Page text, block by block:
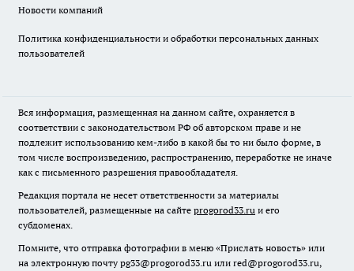
Новости компаний
Политика конфиденциальности и обработки персональных данных
пользователей
Вся информация, размещенная на данном сайте, охраняется в
соответствии с законодательством РФ об авторском праве и не
подлежит использованию кем-либо в какой бы то ни было форме, в
том числе воспроизведению, распространению, переработке не иначе
как с письменного разрешения правообладателя.
Редакция портала не несет ответственности за материалы
пользователей, размещенные на сайте progorod33.ru и его
субдоменах.
Помните, что отправка фотографии в меню «Прислать новость» или
на электронную почту pg33@progorod33.ru или red@progorod33.ru,